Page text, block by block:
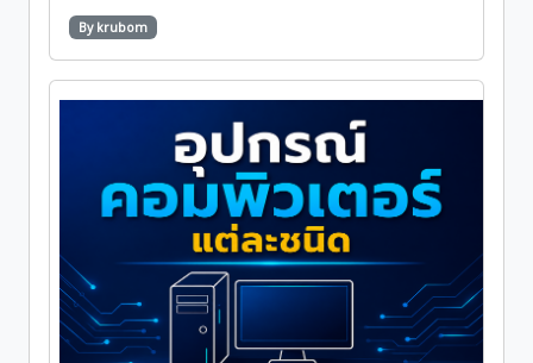
By krubom